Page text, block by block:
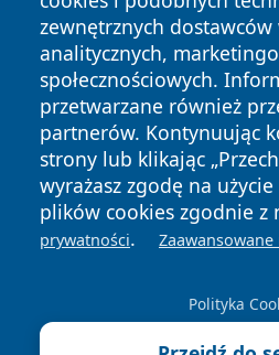
zewnętrznych dostawców
analitycznych,
społecznościowych.
przetwarzane również
partnerów. Kontynuując
strony lub klikając
wyrażasz zgodę na
plików cookies zgodnie z
prywatności.
Polityka
Copyright © 2026
zastrzeżone.
News Autorzy
Polityka
Prywatności